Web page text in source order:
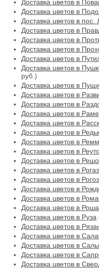
Доставка цветов в
Доставка цветов в
Доставка цветов в пос.
Доставка цветов в
Доставка цветов в
Доставка цветов в
Доставка цветов в
Доставка цветов в
руб.)
Доставка цветов в
Доставка цветов в
Доставка цветов в
Доставка цветов в
Доставка цветов в
Доставка цветов в
Доставка цветов в
Доставка цветов в
Доставка цветов в
Доставка цветов в
Доставка цветов в
Доставка цветов в
Доставка цветов в
Доставка цветов в
Доставка цветов в Руза
Доставка цветов в
Доставка цветов в
Доставка цветов в
Доставка цветов в
Доставка цветов в